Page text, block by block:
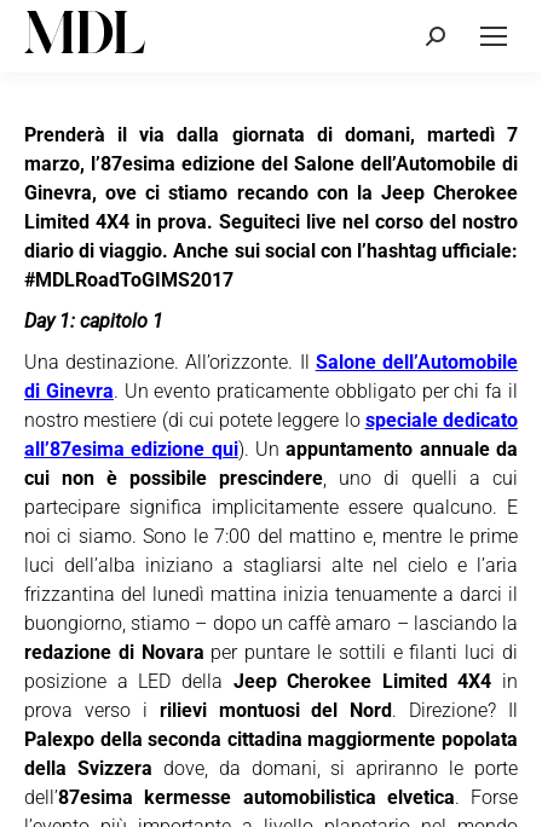
Cerca:
Prenderà il via dalla giornata di domani, martedì 7
marzo, l’87esima edizione del Salone dell’Automobile di
Ginevra, ove ci stiamo recando con la Jeep Cherokee
Limited 4X4 in prova. Seguiteci live nel corso del nostro
diario di viaggio. Anche sui social con l’hashtag ufficiale:
#MDLRoadToGIMS2017
Day 1: capitolo 1
Una destinazione. All’orizzonte. Il Salone dell’Automobile
di Ginevra. Un evento praticamente obbligato per chi fa il
nostro mestiere (di cui potete leggere lo speciale dedicato
all’87esima edizione qui). Unappuntamento annuale da
cui non è possibile prescindere, uno di quelli a cui
partecipare significa implicitamente essere qualcuno. E
noi ci siamo. Sono le 7:00 del mattino e, mentre le prime
luci dell’alba iniziano a stagliarsi alte nel cielo e l’aria
frizzantina del lunedì mattina inizia tenuamente a darci il
buongiorno, stiamo – dopo un caffè amaro – lasciando la
redazione di Novara per puntare le sottili e filanti luci di
posizione a LED della Jeep Cherokee Limited 4X4 in
prova verso i rilievi montuosi del Nord. Direzione? Il
Palexpo della seconda cittadina maggiormente popolata
della Svizzera dove, da domani, si apriranno le porte
dell’87esima kermesse automobilistica elvetica. Forse